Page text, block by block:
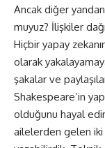
Ancak diğer
muyuz? İlişkiler
Hiçbir yapay
olarak
şakalar ve
Shakespeare’in
olduğunu hayal
ailelerden gelen iki